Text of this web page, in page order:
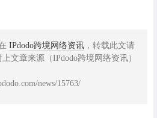
IPdodo跨境网络资讯 ，转载此文请
文章来源（IPdodo跨境网络资讯）
news/15763/